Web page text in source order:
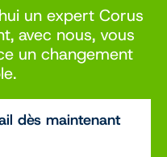
un expert Corus
avec nous, vous
un changement
dès maintenant